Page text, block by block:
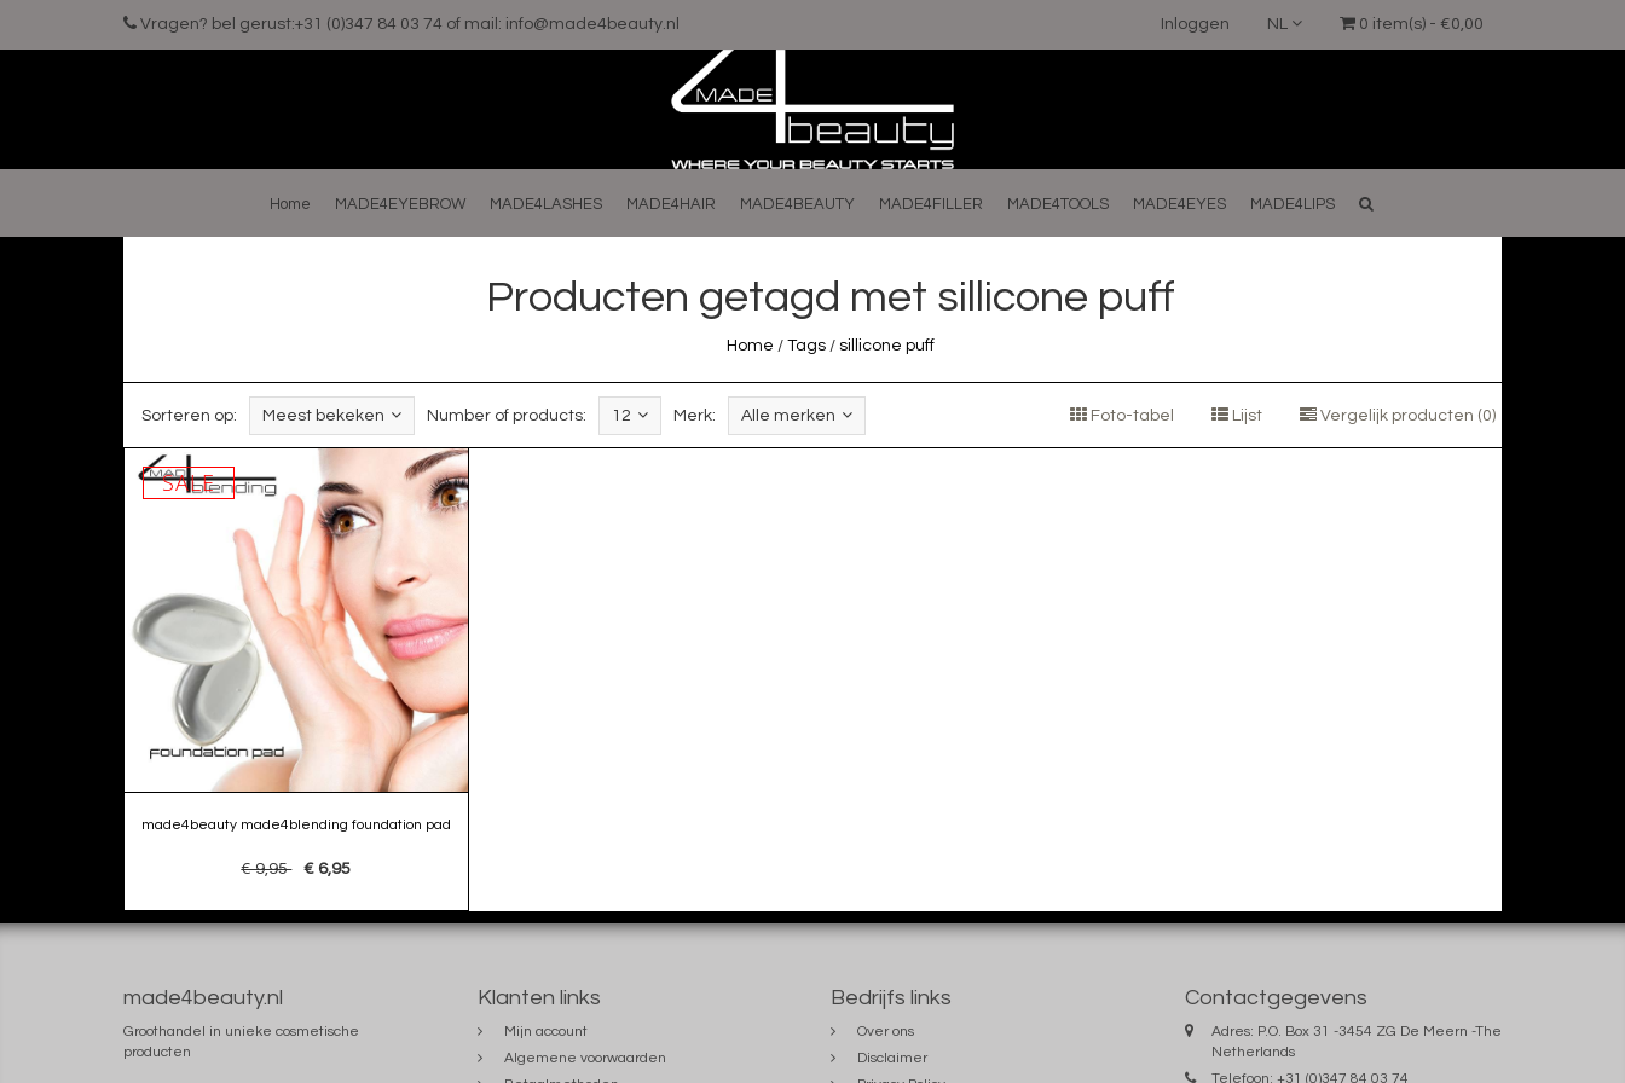
Vragen? bel gerust:+31 (0)347 84 03 74 of mail: info@made4beauty.nl 0 item(s) - €0,00
NL
Inloggen
Home MADE4EYEBROW MADE4LASHES MADE4HAIR MADE4BEAUTY MADE4FILLER MADE4TOOLS MADE4EYES MADE4LIPS
Producten getagd met sillicone puff
Home / Tags / sillicone puff
Sorteren op: Meest bekeken Number of products: 12 Merk: Alle merken Foto-tabel Lijst Vergelijk producten (0)
SALE
made4beauty made4blending foundation pad
€ 9,95 € 6,95
made4beauty.nl
Groothandel in unieke cosmetische
producten
Klanten links
Mijn account
Algemene voorwaarden
Bedrijfs links
Over ons
Disclaimer
Contactgegevens
Adres: P.O. Box 31 -3454 ZG De Meern -The
Netherlands
Telefoon: +31 (0)347 84 03 74